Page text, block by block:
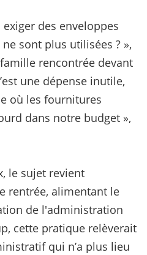
des enveloppes
sont plus utilisées ? »,
rencontrée devant
une dépense inutile,
où les fournitures
dans notre budget »,
le sujet revient
rentrée, alimentant le
de l'administration
cette pratique relèverait
qui n’a plus lieu